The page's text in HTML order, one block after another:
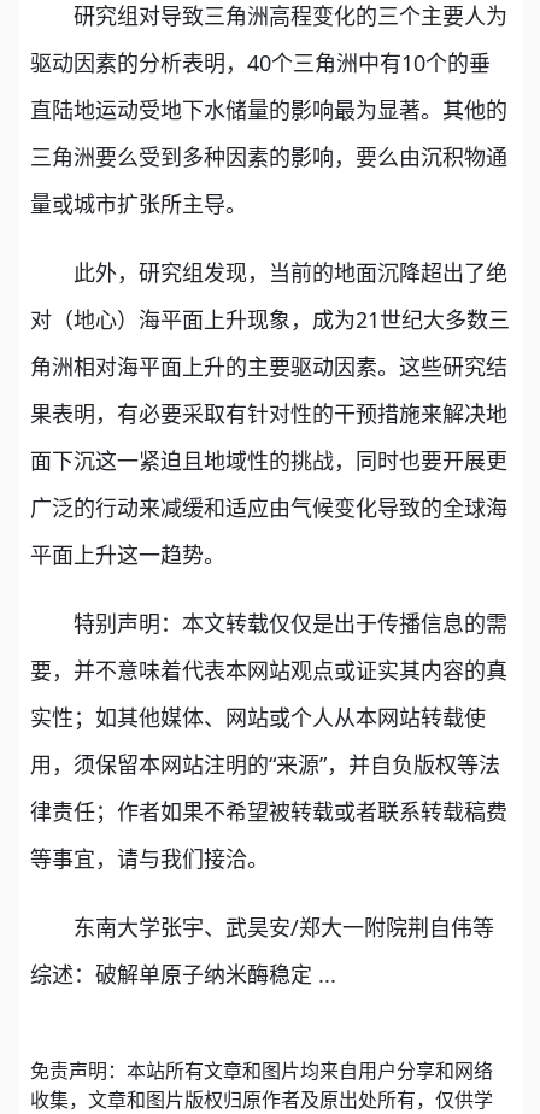
研究组对导致三角洲高程变化的三个主要人为
驱动因素的分析表明，40个三角洲中有10个的垂
直陆地运动受地下水储量的影响最为显著。其他的
三角洲要么受到多种因素的影响，要么由沉积物通
量或城市扩张所主导。
此外，研究组发现，当前的地面沉降超出了绝
对（地心）海平面上升现象，成为21世纪大多数三
角洲相对海平面上升的主要驱动因素。这些研究结
果表明，有必要采取有针对性的干预措施来解决地
面下沉这一紧迫且地域性的挑战，同时也要开展更
广泛的行动来减缓和适应由气候变化导致的全球海
平面上升这一趋势。
特别声明：本文转载仅仅是出于传播信息的需
要，并不意味着代表本网站观点或证实其内容的真
实性；如其他媒体、网站或个人从本网站转载使
用，须保留本网站注明的“来源”，并自负版权等法
律责任；作者如果不希望被转载或者联系转载稿费
等事宜，请与我们接洽。
东南大学张宇、武昊安/郑大一附院荆自伟等
综述：破解单原子纳米酶稳定 ...
免责声明：本站所有文章和图片均来自用户分享和网络
收集，文章和图片版权归原作者及原出处所有，仅供学